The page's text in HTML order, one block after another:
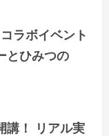
ラボイベント
とひみつの
講！ リアル実